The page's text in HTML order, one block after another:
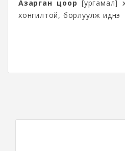
Азарган цоор [ургамал]
хонгилтой, борлуулж иднэ